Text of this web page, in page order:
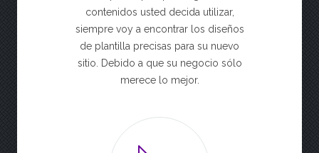
contenidos usted decida utilizar,
siempre voy a encontrar los diseños
de plantilla precisas para su nuevo
sitio. Debido a que su negocio sólo
merece lo mejor.